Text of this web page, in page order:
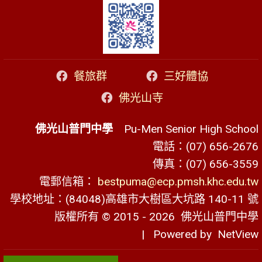
餐旅群
三好體協
佛光山寺
佛光山普門中學 Pu-Men Senior High School
電話：(07) 656-2676
傳真：(07) 656-3559
電郵信箱： bestpuma@ecp.pmsh.khc.edu.tw
學校地址：(84048)高雄市大樹區大坑路 140-11 號
版權所有 © 2015 - 2026 佛光山普門中學
| Powered by NetView